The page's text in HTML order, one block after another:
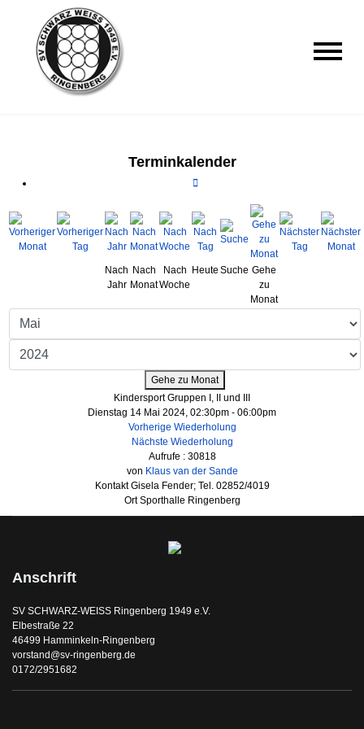
Terminkalender
Nach
Jahr
Nach
Monat
Nach
Woche
Heute Suche Gehe
zu
Monat
Gehe zu Monat
Kindersport Gruppen I, II und III
Dienstag 14 Mai 2024, 02:30pm - 06:00pm
Vorherige Wiederholung
Nächste Wiederholung
Aufrufe : 30818
von Klaus van der Sande
KontaktGisela Fender; Tel. 02852/4019
OrtSporthalle Ringenberg
Anschrift
SV SCHWARZ-WEISS Ringenberg 1949 e.V.
Elbestraße 22
46499 Hamminkeln-Ringenberg
vorstand@sv-ringenberg.de
0172/2951682